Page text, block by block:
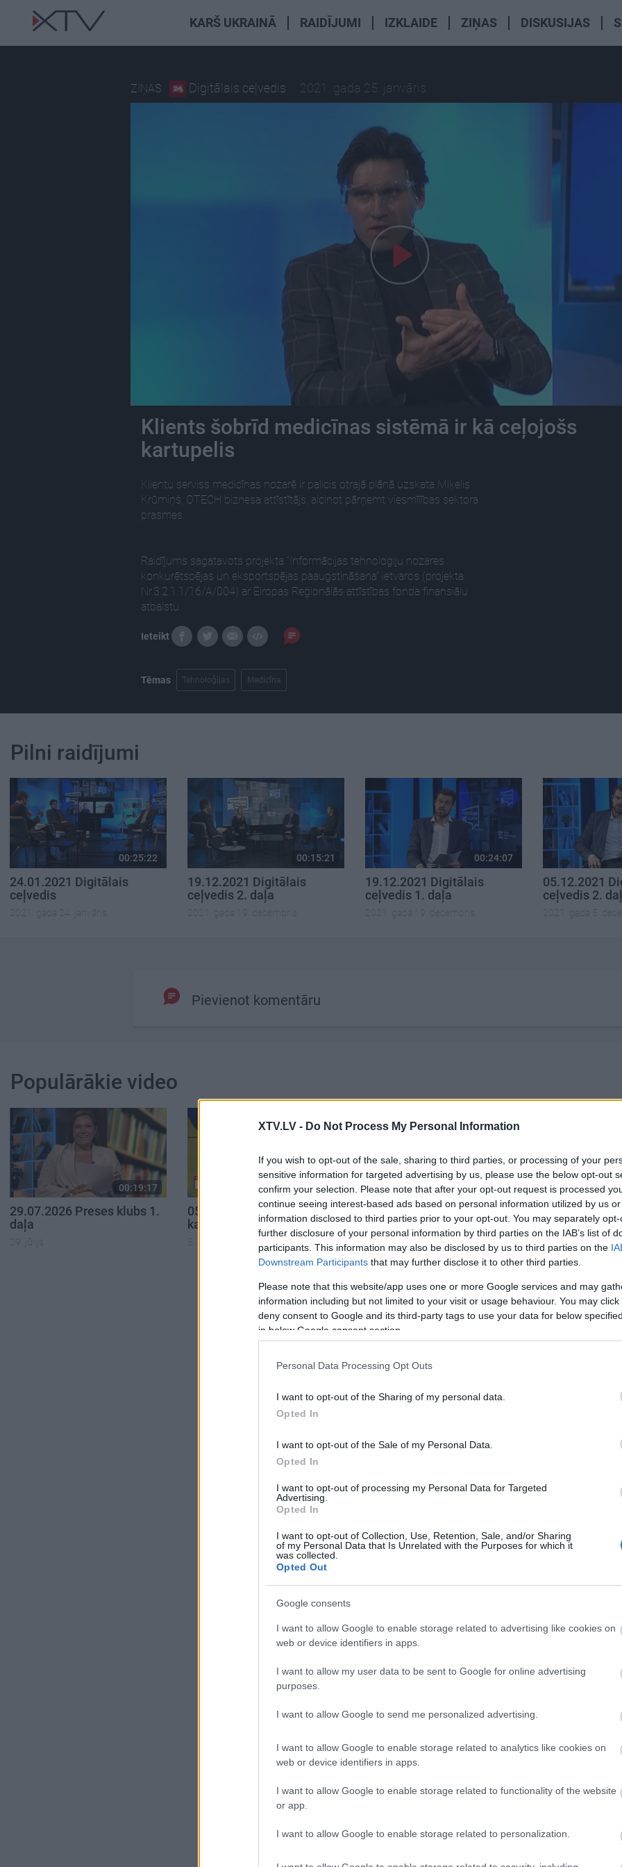
XTV.LV - Do Not Process My Personal Information
If you wish to opt-out of the sale, sharing to third parties, or processing of your
sensitive information for targeted advertising by us, please use the below opt-out
confirm your selection. Please note that after your opt-out request is processed
continue seeing interest-based ads based on personal information utilized by us
information disclosed to third parties prior to your opt-out. You may separately
further disclosure of your personal information by third parties on the IAB’s list of
participants. This information may also be disclosed by us to third parties on the
Downstream Participants that may further disclose it to other third parties.
Please note that this website/app uses one or more Google services and may
information including but not limited to your visit or usage behaviour. You may
deny consent to Google and its third-party tags to use your data for below
in below Google consent section.
Personal Data Processing Opt Outs
I want to opt-out of the Sharing of my personal data.
Opted In
I want to opt-out of the Sale of my Personal Data.
Opted In
I want to opt-out of processing my Personal Data for Targeted
Advertising.
Opted In
I want to opt-out of Collection, Use, Retention, Sale, and/or Sharing
of my Personal Data that Is Unrelated with the Purposes for which it
was collected.
Opted Out
Google consents
I want to allow Google to enable storage related to advertising like cookies on
web or device identifiers in apps.
I want to allow my user data to be sent to Google for online advertising
purposes.
I want to allow Google to send me personalized advertising.
I want to allow Google to enable storage related to analytics like cookies on
web or device identifiers in apps.
I want to allow Google to enable storage related to functionality of the website
or app.
I want to allow Google to enable storage related to personalization.
KARŠ UKRAINĀ RAIDĪJUMI IZKLAIDE ZIŅAS DISKUSIJAS
ZIŅAS Digitālais ceļvedis 2021. gada 25. janvāris
Klients šobrīd medicīnas sistēmā ir kā ceļojošs
kartupelis
Klientu serviss medicīnas nozarē ir palicis otrajā plānā uzskata Miķelis
Krūmiņš, QTECH biznesa attīstītājs, aicinot pārņemt viesmīlības sektora
prasmes.
Raidījums sagatavots projekta “Informācijas tehnoloģiju nozares
konkurētspējas un eksportspējas paaugstināšana” ietvaros (projekta
Nr.3.2.1.1/16/A/004) ar Eiropas Reģionālās attīstības fonda finansiālu
atbalstu.
Ieteikt
Tēmas Tehnoloģijas Medicīna
Pilni raidījumi
00:25:22
24.01.2021 Digitālais
ceļvedis
2021. gada 24. janvāris
00:15:21
19.12.2021 Digitālais
ceļvedis 2. daļa
2021. gada 19. decembris
00:24:07
19.12.2021 Digitālais
ceļvedis 1. daļa
2021. gada 19. decembris
05.12.2021
ceļvedis 2.
2021. gada 5.
Pievienot komentāru
Populārākie video
00:19:17
29.07.2026 Preses klubs 1.
daļa
29. jūlijs
00:19:14
05.08.2026 Aktuālais par
karadarbību Ukrainā 1. daļa
5. augusts
00:22:50
05.08.2026 Aktuālais par
karadarbību Ukrainā 2. daļa
5. augusts
05.08.2026
daļa
5. augusts